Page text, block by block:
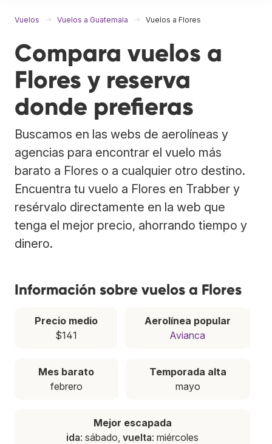
Vuelos Vuelos a Guatemala Vuelos a Flores
Compara vuelos a
Flores y reserva
donde prefieras
Buscamos en las webs de aerolíneas y
agencias para encontrar el vuelo más
barato a Flores o a cualquier otro destino.
Encuentra tu vuelo a Flores en Trabber y
resérvalo directamente en la web que
tenga el mejor precio, ahorrando tiempo y
dinero.
Información sobre vuelos a Flores
Precio medio
$141
Aerolínea popular
Avianca
Mes barato
febrero
Temporada alta
mayo
Mejor escapada
ida: sábado, vuelta: miércoles